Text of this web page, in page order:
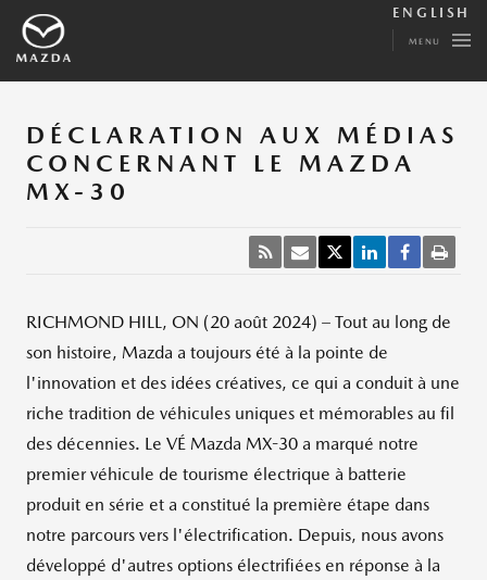
ENGLISH
MENU
DÉCLARATION AUX MÉDIAS
CONCERNANT LE MAZDA
MX-30
RICHMOND HILL, ON (20 août 2024) – Tout au long de
son histoire, Mazda a toujours été à la pointe de
l'innovation et des idées créatives, ce qui a conduit à une
riche tradition de véhicules uniques et mémorables au fil
des décennies. Le VÉ Mazda MX-30 a marqué notre
premier véhicule de tourisme électrique à batterie
produit en série et a constitué la première étape dans
notre parcours vers l'électrification. Depuis, nous avons
développé d'autres options électrifiées en réponse à la